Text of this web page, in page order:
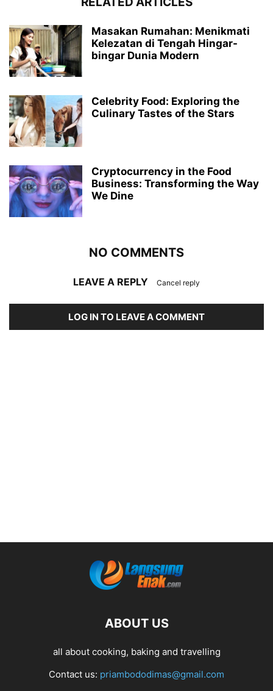
Masakan Rumahan: Menikmati
Kelezatan di Tengah Hingar-
bingar Dunia Modern
Celebrity Food: Exploring the
Culinary Tastes of the Stars
Cryptocurrency in the Food
Business: Transforming the Way
We Dine
NO COMMENTS
LEAVE A REPLY Cancel reply
LOG IN TO LEAVE A COMMENT
ABOUT US
all about cooking, baking and travelling
Contact us: priambododimas@gmail.com